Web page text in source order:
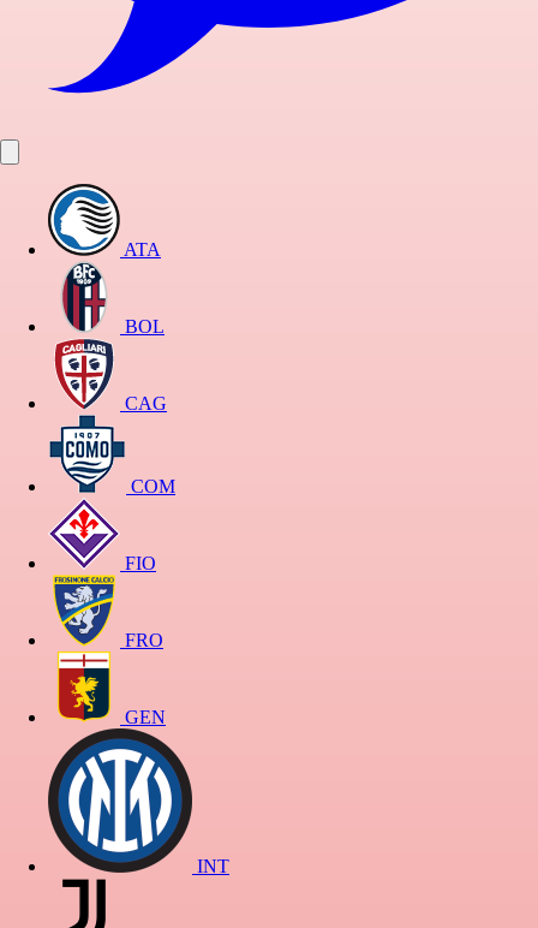
ATA
BOL
CAG
COM
FIO
FRO
GEN
INT